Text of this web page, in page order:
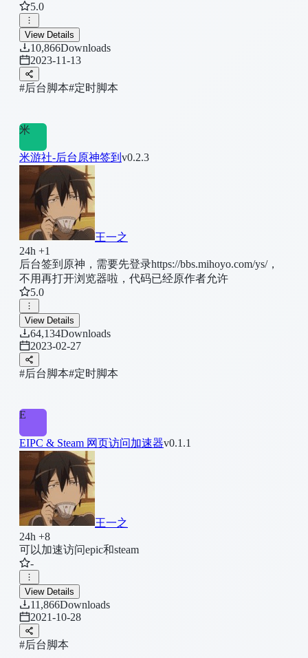
5.0
View Details
10,866Downloads
2023-11-13
#后台脚本#定时脚本
米
米游社-后台原神签到 v0.2.3
王一之
24h +1
后台签到原神，需要先登录https://bbs.mihoyo.com/ys/，
不用再打开浏览器啦，代码已经原作者允许
5.0
View Details
64,134Downloads
2023-02-27
#后台脚本#定时脚本
E
EIPC & Steam 网页访问加速器v0.1.1
王一之
24h +8
可以加速访问epic和steam
-
View Details
11,866Downloads
2021-10-28
#后台脚本